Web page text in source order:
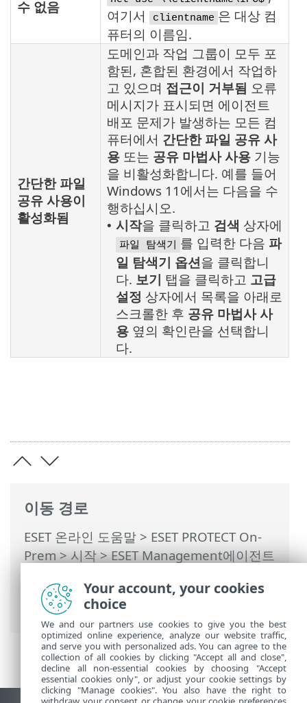
이동 경로
ESET 온라인 도움말 > ESET PROTECT On-
Prem>시작>ESET Management에이전트
Deployment Tool> ESET Remote
Deployment Tool - 문제 해결
수 없음
여기서
clientname 은 대상 컴
퓨터의 이름임.
간단한 파일
공유 사용이
활성화됨
도메인과 작업 그룹이 모두 포
함된, 혼합된 환경에서 작업하
고 있으며 접근이 거부됨 오류
메시지가 표시되면 에이전트
배포 문제가 발생하는 모든 컴
퓨터에서 간단한 파일 공유 사
용 또는 공유 마법사 사용 기능
을 비활성화합니다. 예를 들어
Windows 11에서는 다음을 수
행하십시오.
• 시작을 클릭하고 검색 상자에
파일 탐색기 를 입력한 다음 파
일 탐색기 옵션을 클릭합니
다. 보기 탭을 클릭하고 고급
설정 상자에서 목록을 아래로
스크롤한 후 공유 마법사 사
용 옆의 확인란을 선택합니
다.
Your account, your cookies
choice
We and our partners use cookies to give you the best
optimized online experience, analyze our website traffic,
and serve you with personalized ads. You can agree to the
collection of all cookies by clicking "Accept all and close",
decline all non-essential cookies by choosing "Accept
essential cookies only", or adjust your cookie settings by
clicking "Manage cookies". You also have the right to